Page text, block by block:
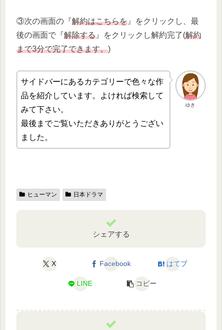
③次の画面の『解約はこちらを 』をクリックし、最
後の画面で『解除する 』をクリックし解約完了(解約
まで3分で完了できます。)
ゆき
サイドバーにあるカテゴリーで色々な作
品を紹介しています。よければ検索して
みて下さい。
最後までご覧いただきありがとうござい
ました。
ヒューマン 日本ドラマ
シェアする
X Facebook はてブ
LINE コピー